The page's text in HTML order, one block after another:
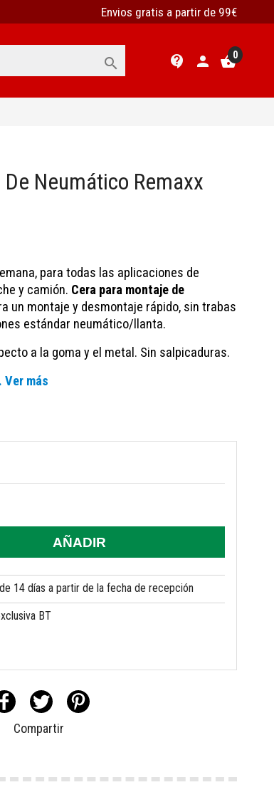
Envios gratis a partir de 99€
 contact_support person shopping_basket0
Neumático Remaxx
para todas las aplicaciones de
y camión. Cera para montaje de
un montaje y desmontaje rápido, sin trabas
estándar neumático/llanta.
a la goma y el metal. Sin salpicaduras.
Ver más
AÑADIR
14 días a partir de la fecha de recepción
BT
Compartir